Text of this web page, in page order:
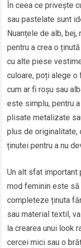
În ceea ce privește
sau pastelate sunt
Nuanțele de alb,
pentru a crea o
cu alte piese
culoare, poți alege
cum ar fi roșu sau
este simplu, pentru
plisate metalizate
plus de originalitate,
ținutei pentru a nu
Un alt sfat important
mod feminin este
completeze ținuta
sau material textil,
la crearea unui look
cercei mici sau o